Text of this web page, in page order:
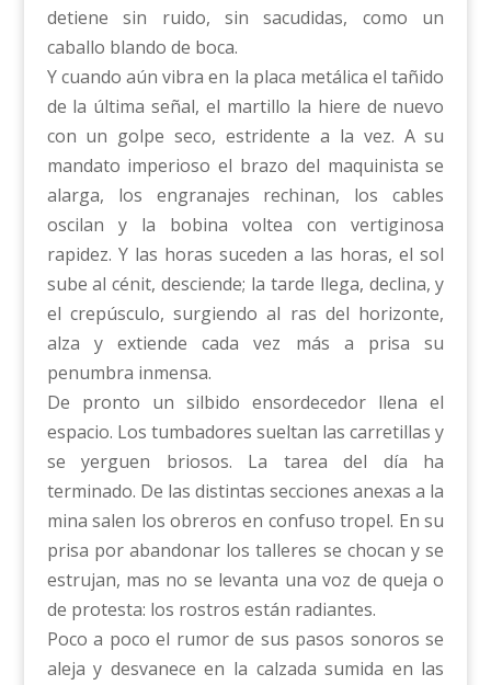
detiene sin ruido, sin sacudidas, como un
caballo blando de boca.
Y cuando aún vibra en la placa metálica el tañido
de la última señal, el martillo la hiere de nuevo
con un golpe seco, estridente a la vez. A su
mandato imperioso el brazo del maquinista se
alarga, los engranajes rechinan, los cables
oscilan y la bobina voltea con vertiginosa
rapidez. Y las horas suceden a las horas, el sol
sube al cénit, desciende; la tarde llega, declina, y
el crepúsculo, surgiendo al ras del horizonte,
alza y extiende cada vez más a prisa su
penumbra inmensa.
De pronto un silbido ensordecedor llena el
espacio. Los tumbadores sueltan las carretillas y
se yerguen briosos. La tarea del día ha
terminado. De las distintas secciones anexas a la
mina salen los obreros en confuso tropel. En su
prisa por abandonar los talleres se chocan y se
estrujan, mas no se levanta una voz de queja o
de protesta: los rostros están radiantes.
Poco a poco el rumor de sus pasos sonoros se
aleja y desvanece en la calzada sumida en las